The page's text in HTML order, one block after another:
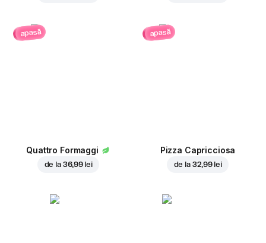
apasă
Quattro Formaggi
de la 36,99 lei
apasă
Pizza Capricciosa
de la 32,99 lei